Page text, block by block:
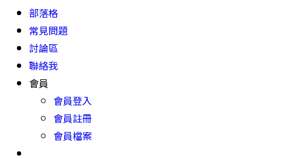
部落格
常見問題
討論區
聯絡我
會員
會員登入
會員註冊
會員檔案